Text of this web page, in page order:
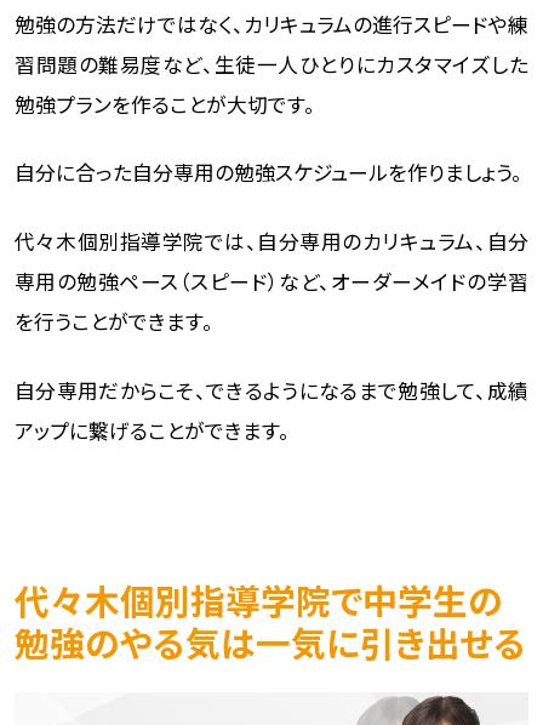
勉強の方法だけではなく、カリキュラムの進行スピードや練
習問題の難易度など、生徒一人ひとりにカスタマイズした
勉強プランを作ることが大切です。
自分に合った自分専用の勉強スケジュールを作りましょう。
代々木個別指導学院では、自分専用のカリキュラム、自分
専用の勉強ペース（スピード）など、オーダーメイドの学習
を行うことができます。
自分専用だからこそ、できるようになるまで勉強して、成績
アップに繋げることができます。
代々木個別指導学院で中学生の
勉強のやる気は一気に引き出せる